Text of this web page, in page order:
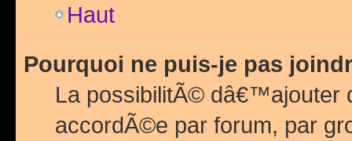
Haut
Pourquoi ne puis-je pas
La possibilitÃ© dâ€™ajouter
accordÃ©e par forum, par